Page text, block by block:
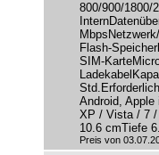
800/900/1800/
Flash-
SIM-
Android,
XP / Vista / 7 /
10.6 cmTiefe
Preis von